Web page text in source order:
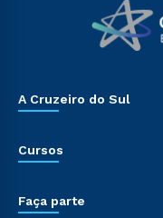
A Cruzeiro do Sul
Cursos
Faça parte